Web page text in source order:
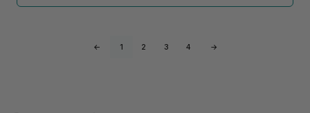
← 1 2 3 4 →